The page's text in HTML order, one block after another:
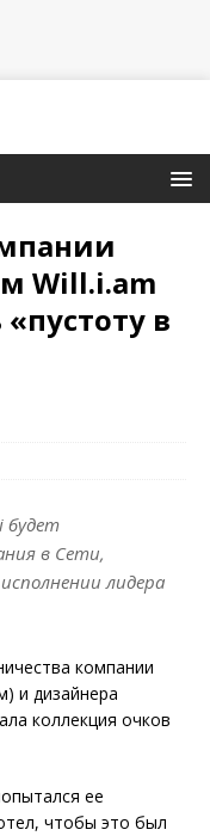
Will.i.am
в
будет
в Сети,
лидера
компании
и дизайнера
коллекция очков
ее
чтобы это был